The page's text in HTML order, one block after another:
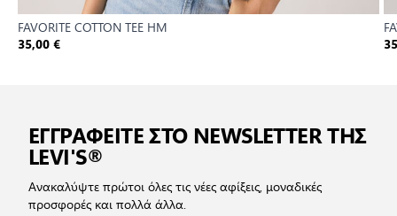
FAVORITE COTTON TEE HM
35,00 €
ΕΓΓΡΑΦΕΙΤΕ ΣΤΟ NEWSLETTER ΤΗΣ
LEVI'S®
Ανακαλύψτε πρώτοι όλες τις νέες αφίξεις, μοναδικές
προσφορές και πολλά άλλα.